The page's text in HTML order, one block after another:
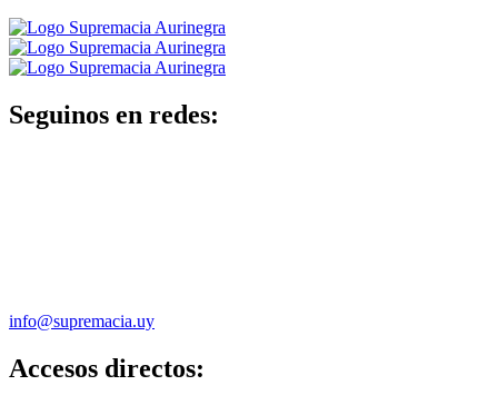
Seguinos en redes:
info@supremacia.uy
Accesos directos: